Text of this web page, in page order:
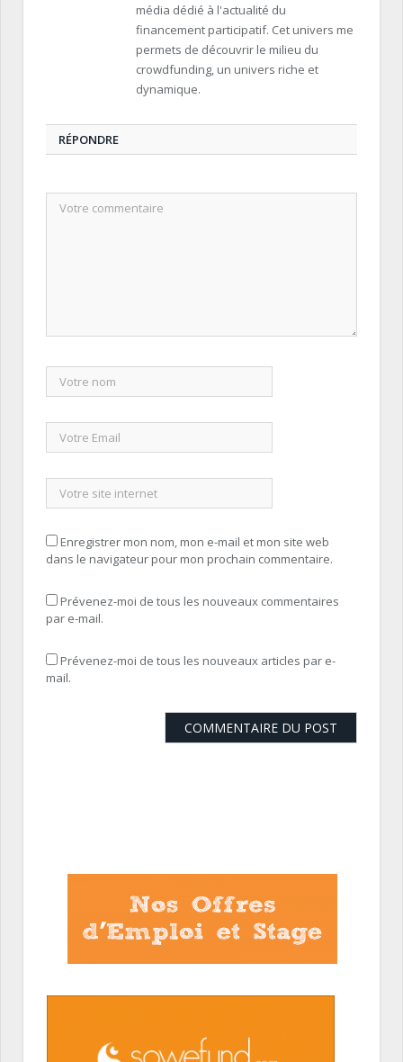
média dédié à l'actualité du
financement participatif. Cet univers me
permets de découvrir le milieu du
crowdfunding, un univers riche et
dynamique.
RÉPONDRE
Enregistrer mon nom, mon e-mail et mon site web
dans le navigateur pour mon prochain commentaire.
Prévenez-moi de tous les nouveaux commentaires
par e-mail.
Prévenez-moi de tous les nouveaux articles par e-
mail.